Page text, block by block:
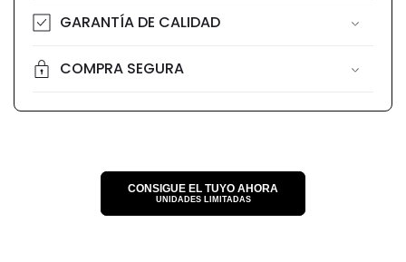
GARANTÍA DE CALIDAD
COMPRA SEGURA
CONSIGUE EL TUYO AHORA
UNIDADES LIMITADAS